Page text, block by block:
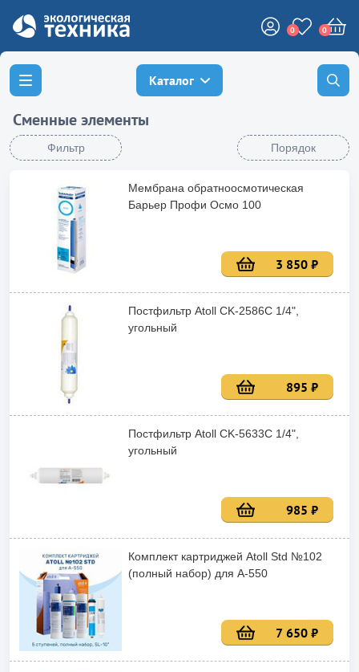
0 0
Каталог
Сменные элементы
Фильтр Порядок
Мембрана обратноосмотическая
Барьер Профи Осмо 100
3 850 ₽
Постфильтр Atoll CK-2586C 1/4",
угольный
895 ₽
Постфильтр Atoll CK-5633C 1/4",
угольный
985 ₽
Комплект картриджей Atoll Std №102
(полный набор) для А-550
7 650 ₽